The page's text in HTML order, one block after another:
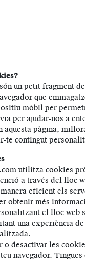
un petit fragment de
que
mòbil per
per ajudar-nos a
aquesta pàgina,
te contingut
utilitza cookies
a través del lloc
eficient els
obtenir més
el lloc web
una experiència de
desactivar les
navegador. Tingues